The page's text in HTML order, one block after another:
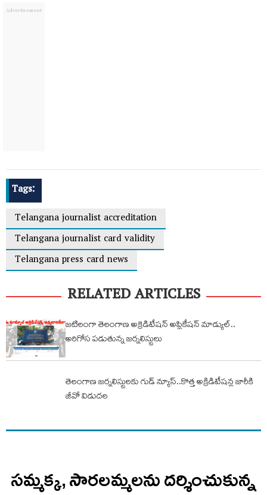
Tags:
Telangana journalist accreditation
Telangana journalist card validity
Telangana press card news
RELATED ARTICLES
జటిలంగా తెలంగాణ అక్రెడిటేషన్ అప్లికేషన్ మాడ్యుల్..
అరిగోస పడుతున్న జర్నలిస్టులు
తెలంగాణ జర్నలిస్టులకు గుడ్ న్యూస్..కొత్త అక్రిడిటేషన్ల జారీకి
జీవో విడుదల
సమ్మక్క, సారలమ్మలను దర్శించుకున్న